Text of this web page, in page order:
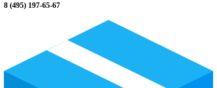
8 (495) 197-65-67